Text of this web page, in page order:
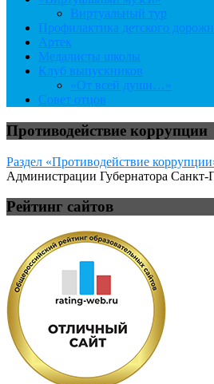
Виртуальный тур
Профилактика детского
Артек
Медалисты школы
Клуб выпускников
«От всей души…»
Совет отцов
Противодействие коррупции
Раздел «Противодействие
Администрации Губернатора Санкт-
Рейтинг сайтов